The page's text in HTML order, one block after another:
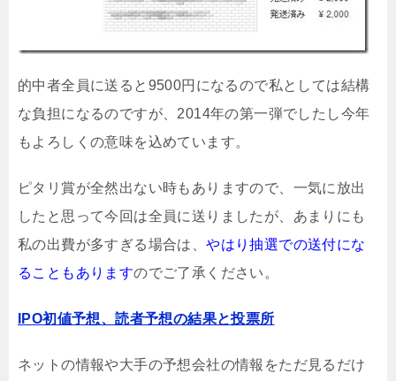
的中者全員に送ると9500円になるので私としては結構
な負担になるのですが、2014年の第一弾でしたし今年
もよろしくの意味を込めています。
ピタリ賞が全然出ない時もありますので、一気に放出
したと思って今回は全員に送りましたが、あまりにも
私の出費が多すぎる場合は、やはり抽選での送付にな
ることもありますのでご了承ください。
IPO初値予想、読者予想の結果と投票所
ネットの情報や大手の予想会社の情報をただ見るだけ